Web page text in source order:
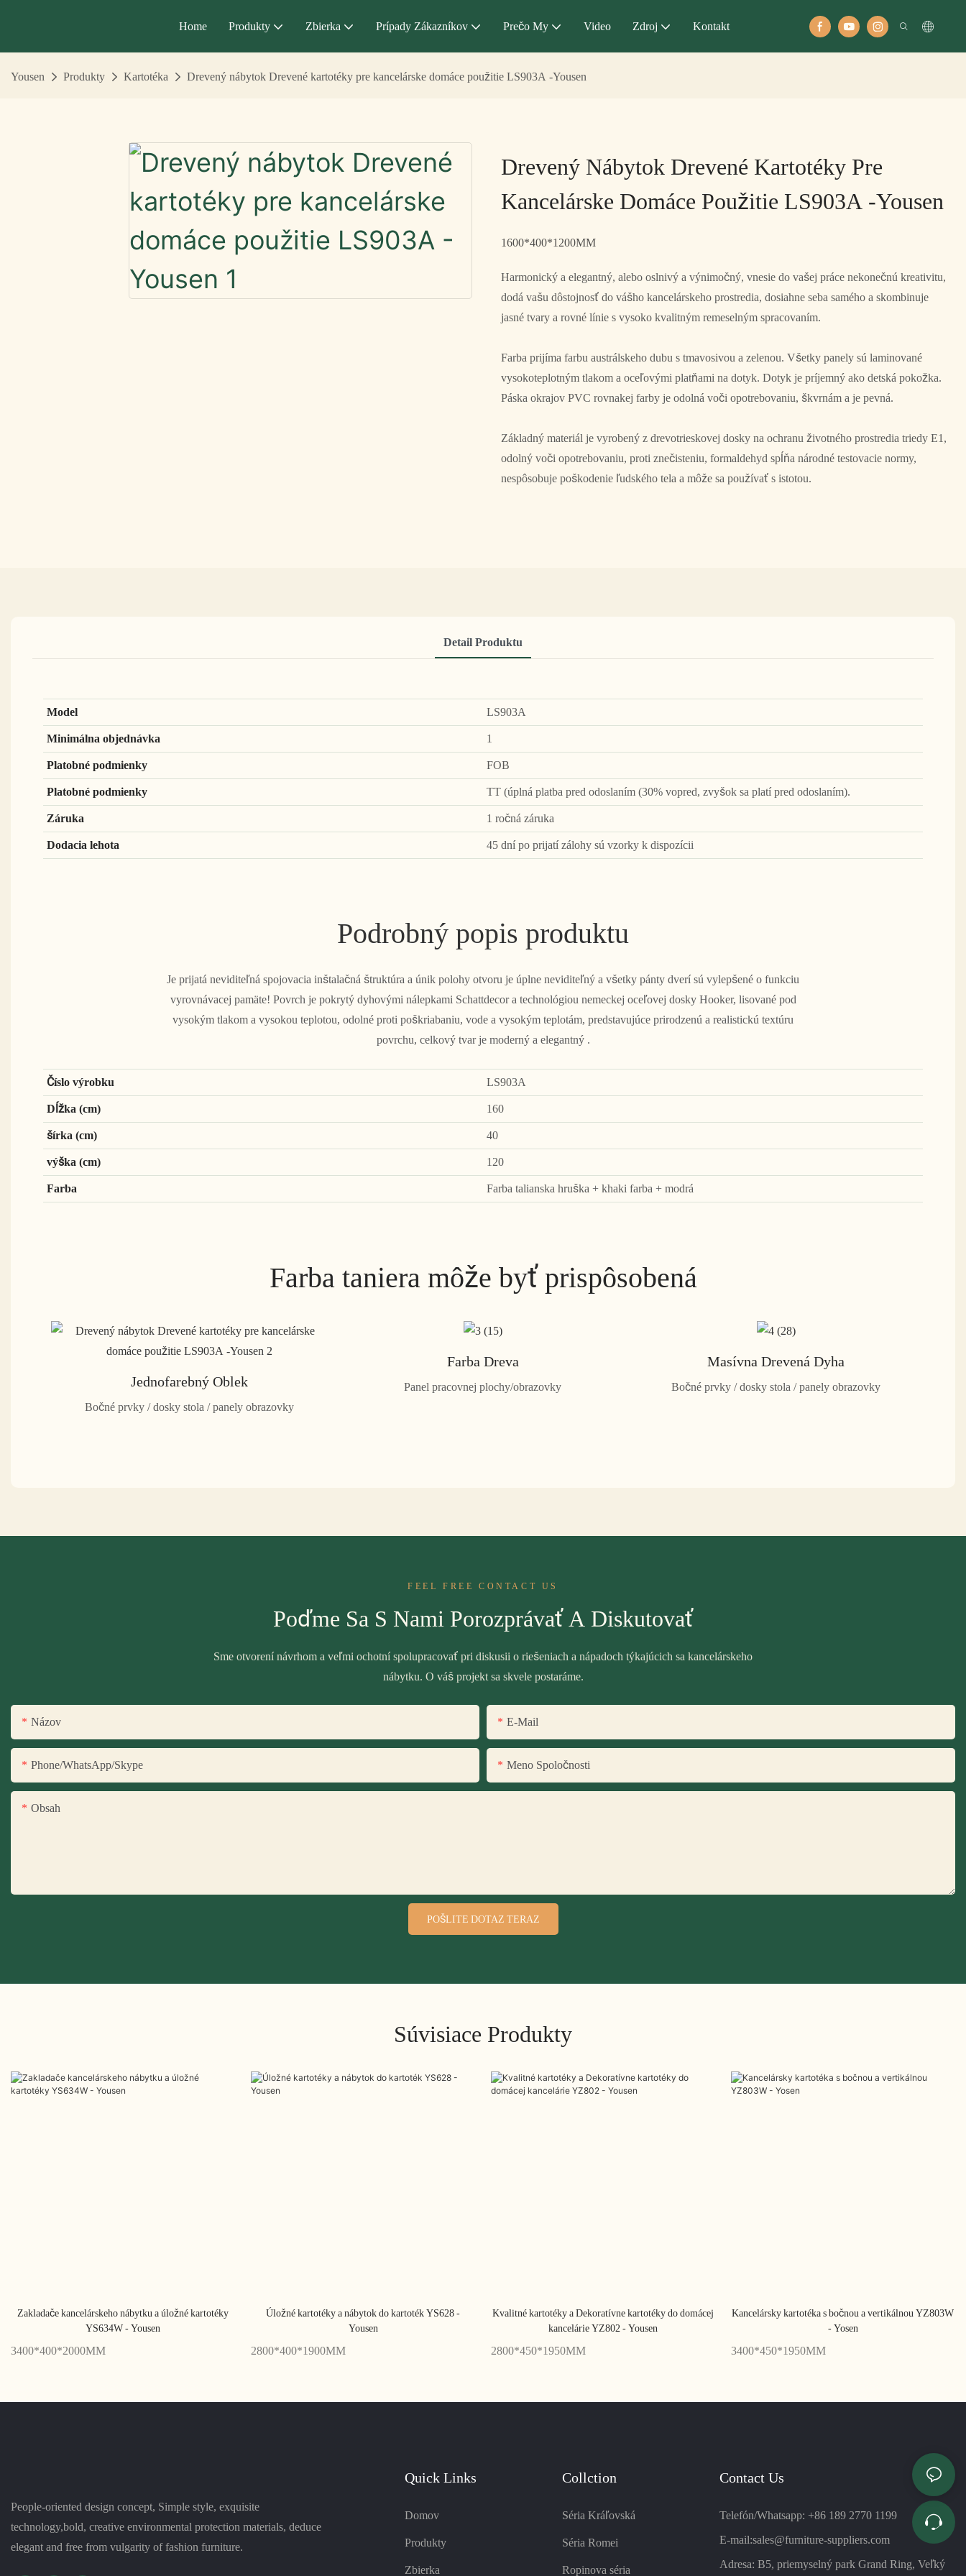
Home Produkty Zbierka Prípady Zákazníkov Prečo My Video Zdroj Kontakt
Yousen Produkty Kartotéka Drevený nábytok Drevené kartotéky pre kancelárske domáce použitie LS903A -Yousen
Drevený Nábytok Drevené Kartotéky Pre
Kancelárske Domáce Použitie LS903A -Yousen
1600*400*1200MM
Harmonický a elegantný, alebo oslnivý a výnimočný, vnesie do vašej práce nekonečnú kreativitu,
dodá vašu dôstojnosť do vášho kancelárskeho prostredia, dosiahne seba samého a skombinuje
jasné tvary a rovné línie s vysoko kvalitným remeselným spracovaním.
Farba prijíma farbu austrálskeho dubu s tmavosivou a zelenou. Všetky panely sú laminované
vysokoteplotným tlakom a oceľovými platňami na dotyk. Dotyk je príjemný ako detská pokožka.
Páska okrajov PVC rovnakej farby je odolná voči opotrebovaniu, škvrnám a je pevná.
Základný materiál je vyrobený z drevotrieskovej dosky na ochranu životného prostredia triedy E1,
odolný voči opotrebovaniu, proti znečisteniu, formaldehyd spĺňa národné testovacie normy,
nespôsobuje poškodenie ľudského tela a môže sa používať s istotou.
Detail Produktu
Model
LS903A
Minimálna objednávka
1
Platobné podmienky
FOB
Platobné podmienky
TT (úplná platba pred odoslaním (30% vopred, zvyšok sa platí pred odoslaním).
Záruka
1 ročná záruka
Dodacia lehota
45 dní po prijatí zálohy sú vzorky k dispozícii
Podrobný popis produktu
Je prijatá neviditeľná spojovacia inštalačná štruktúra a únik polohy otvoru je úplne neviditeľný a všetky pánty dverí sú vylepšené o funkciu
vyrovnávacej pamäte! Povrch je pokrytý dyhovými nálepkami Schattdecor a technológiou nemeckej oceľovej dosky Hooker, lisované pod
vysokým tlakom a vysokou teplotou, odolné proti poškriabaniu, vode a vysokým teplotám, predstavujúce prirodzenú a realistickú textúru
povrchu, celkový tvar je moderný a elegantný .
Číslo výrobku
LS903A
Dĺžka (cm)
160
šírka (cm)
40
výška (cm)
120
Farba
Farba talianska hruška + khaki farba + modrá
Farba taniera môže byť prispôsobená
Jednofarebný Oblek
Bočné prvky / dosky stola / panely obrazovky
Farba Dreva
Panel pracovnej plochy/obrazovky
Masívna Drevená Dyha
Bočné prvky / dosky stola / panely obrazovky
FEEL FREE CONTACT US
Poďme Sa S Nami Porozprávať A Diskutovať
Sme otvorení návrhom a veľmi ochotní spolupracovať pri diskusii o riešeniach a nápadoch týkajúcich sa kancelárskeho
nábytku. O váš projekt sa skvele postaráme.
Názov E-Mail
Phone/WhatsApp/Skype Meno Spoločnosti
Obsah
POŠLITE DOTAZ TERAZ
Súvisiace Produkty
Zakladače kancelárskeho nábytku a úložné kartotéky
YS634W - Yousen
3400*400*2000MM
Úložné kartotéky a nábytok do kartoték YS628 -
Yousen
2800*400*1900MM
Kvalitné kartotéky a Dekoratívne kartotéky do domácej
kancelárie YZ802 - Yousen
2800*450*1950MM
Kancelársky kartotéka s bočnou a vertikálnou YZ803W
- Yosen
3400*450*1950MM
People-oriented design concept, Simple style, exquisite
technology,bold, creative environmental protection materials, deduce
elegant and free from vulgarity of fashion furniture.
Quick Links
Domov
Produkty
Zbierka
Collction
Séria Kráľovská
Séria Romei
Ropinova séria
Contact Us
Telefón/Whatsapp: +86 189 2770 1199
E-mail:sales@furniture-suppliers.com
Adresa: B5, priemyselný park Grand Ring, Veľký